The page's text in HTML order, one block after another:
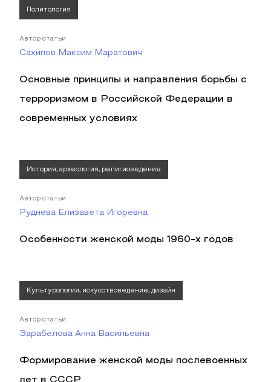
Политология
Автор статьи
Сахипов Максим Маратович
Основные принципы и направления борьбы с
терроризмом в Российской Федерации в
современных условиях
История, археология, религиоведение
Автор статьи
Руднева Елизавета Игоревна
Особенности женской моды 1960-х годов
Культурология, искусствоведение, дизайн
Автор статьи
Зарабелова Анна Васильевна
Формирование женской моды послевоенных
лет в СССР